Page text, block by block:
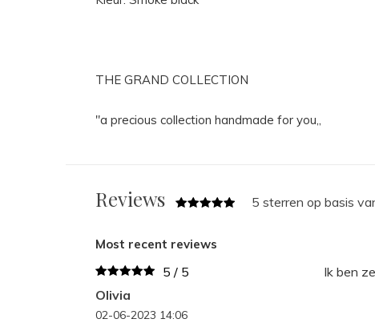
THE GRAND COLLECTION
"a precious collection handmade for you,,
Reviews 5 sterren op basis
Most recent reviews
5 / 5
Olivia
02-06-2023 14:06
Ik ben